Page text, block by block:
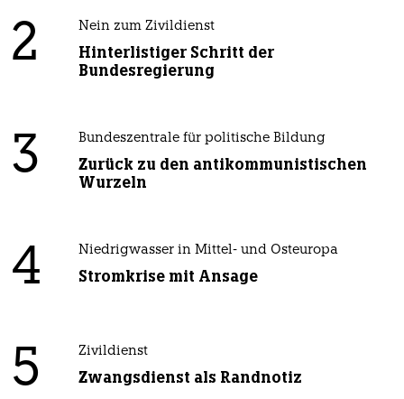
2 Nein zum Zivildienst
Hinterlistiger Schritt der
Bundesregierung
3 Bundeszentrale für politische Bildung
Zurück zu den antikommunistischen
Wurzeln
4 Niedrigwasser in Mittel- und Osteuropa
Stromkrise mit Ansage
5 Zivildienst
Zwangsdienst als Randnotiz